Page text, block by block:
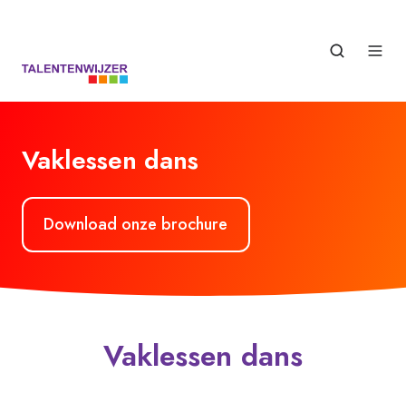
Vaklessen dans
Download onze brochure
Vaklessen dans